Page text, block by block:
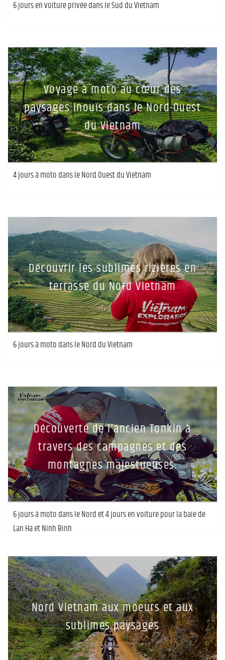
6 jours en voiture privée dans le Sud du Vietnam
Voyage à moto au cœur des
paysages inouïs dans le Nord-Ouest
du Vietnam
4 jours à moto dans le Nord Ouest du Vietnam
Découvrir les sublimes rizières en
terrasse du Nord Vietnam
6 jours à moto dans le Nord du Vietnam
Découverte de l’ancien Tonkin à
travers des campagnes et des
montagnes majestueuses.
6 jours à moto dans le Nord et 4 jours en voiture pour la baie de
Lan Ha et Ninh Binh
Nord Vietnam aux moeurs et aux
sublimes paysages